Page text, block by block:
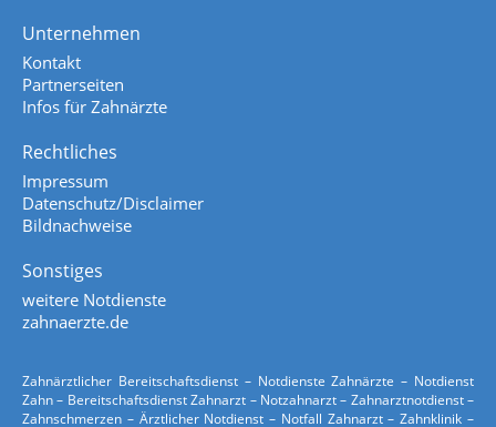
Unternehmen
Kontakt
Partnerseiten
Infos für Zahnärzte
Rechtliches
Impressum
Datenschutz/Disclaimer
Bildnachweise
Sonstiges
weitere Notdienste
zahnaerzte.de
Zahnärztlicher Bereitschaftsdienst – Notdienste Zahnärzte – Notdienst
Zahn – Bereitschaftsdienst Zahnarzt – Notzahnarzt – Zahnarztnotdienst –
Zahnschmerzen – Ärztlicher Notdienst – Notfall Zahnarzt – Zahnklinik –